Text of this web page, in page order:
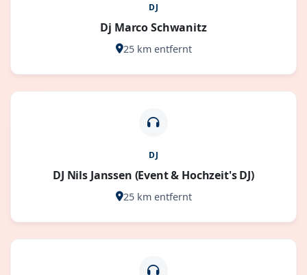
DJ
Dj Marco Schwanitz
25 km entfernt
DJ
DJ Nils Janssen (Event & Hochzeit's DJ)
25 km entfernt